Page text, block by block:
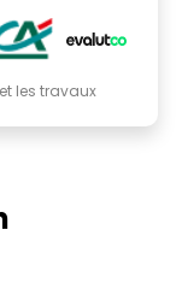
les travaux